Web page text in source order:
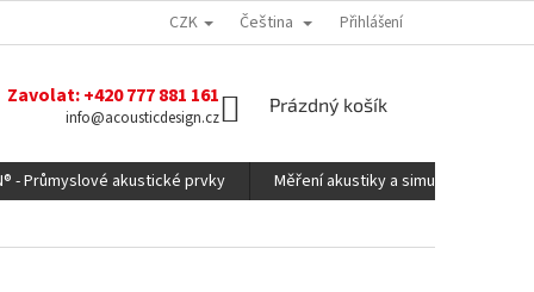
CZK Čeština Přihlášení
Zavolat: +420 777 881 161
info@acousticdesign.cz
NÁKUPNÍ
Prázdný košík
- Průmyslové akustické prvky Měření akustiky a simulace